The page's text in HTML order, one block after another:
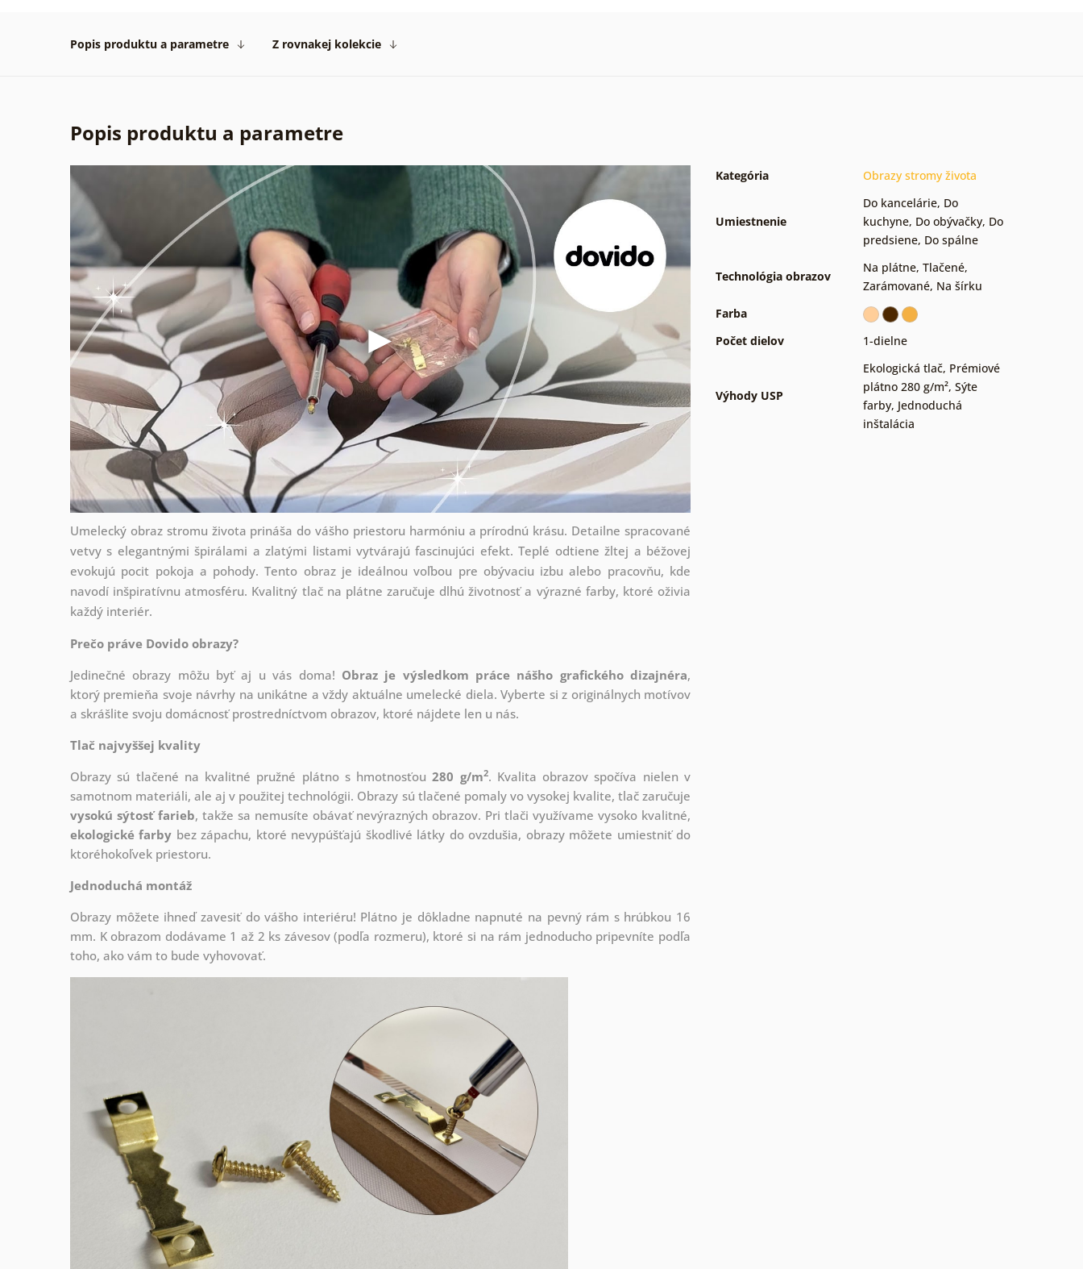
Popis produktu a parametre Z rovnakej kolekcie
Popis produktu a parametre
Umelecký obraz stromu života prináša do vášho priestoru harmóniu a prírodnú krásu. Detailne spracované
vetvy s elegantnými špirálami a zlatými listami vytvárajú fascinujúci efekt. Teplé odtiene žltej a béžovej
evokujú pocit pokoja a pohody. Tento obraz je ideálnou voľbou pre obývaciu izbu alebo pracovňu, kde
navodí inšpiratívnu atmosféru. Kvalitný tlač na plátne zaručuje dlhú životnosť a výrazné farby, ktoré oživia
každý interiér.
Prečo práve Dovido obrazy?
Jedinečné obrazy môžu byť aj u vás doma! Obraz je výsledkom práce nášho grafického dizajnéra,
ktorý premieňa svoje návrhy na unikátne a vždy aktuálne umelecké diela. Vyberte si z originálnych motívov
a skrášlite svoju domácnosť prostredníctvom obrazov, ktoré nájdete len u nás.
Tlač najvyššej kvality
Obrazy sú tlačené na kvalitné pružné plátno s hmotnosťou280 g/m2. Kvalita obrazov spočíva nielen v
samotnom materiáli, ale aj v použitej technológii. Obrazy sú tlačené pomaly vo vysokej kvalite, tlač zaručuje
vysokú sýtosť farieb, takže sa nemusíte obávať nevýrazných obrazov. Pri tlači využívame vysoko kvalitné,
ekologické farby bez zápachu, ktoré nevypúšťajú škodlivé látky do ovzdušia, obrazy môžete umiestniť do
ktoréhokoľvek priestoru.
Jednoduchá montáž
Obrazy môžete ihneď zavesiť do vášho interiéru! Plátno je dôkladne napnuté na pevný rám s hrúbkou 16
mm. K obrazom dodávame 1 až 2 ks závesov (podľa rozmeru), ktoré si na rám jednoducho pripevníte podľa
toho, ako vám to bude vyhovovať.
Kategória Obrazy stromy života
Umiestnenie
Do kancelárie, Do
kuchyne, Do obývačky, Do
predsiene, Do spálne
Technológia obrazov
Na plátne, Tlačené,
Zarámované, Na šírku
Farba
Počet dielov
1-dielne
Výhody USP
Ekologická tlač, Prémiové
plátno 280 g/m², Sýte
farby, Jednoduchá
inštalácia